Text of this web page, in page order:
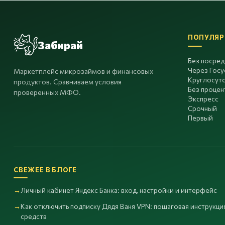
Забирай
Маркетплейс микрозаймов и финансовых
продуктов. Сравниваем условия
проверенных МФО.
Без
Через
Без
Экспресс
Срочный
Первый
СВЕЖЕЕ В БЛОГЕ
Личный кабинет Яндекс Банка: вход, настройки и интерфейс
Как отключить подписку Дядя Ваня VPN: пошаговая
средств